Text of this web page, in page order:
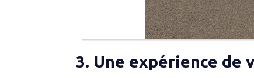
3. Une expérience de